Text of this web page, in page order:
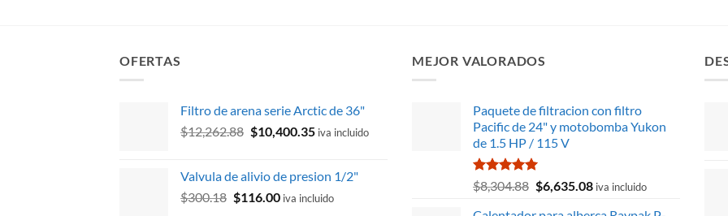
OFERTAS
Filtro de arena serie Arctic de 36"
$12,262.88 El
era:
$12,262.88.
$10,400.35El
es:
$10,400.35.
iva incluido
Valvula de alivio de presion 1/2"
$300.18 El
$116.00Eliva incluido
MEJOR VALORADOS
Paquete de filtracion con filtro
Pacific de 24" y motobomba Yukon
de 1.5 HP / 115 V
Valorado
con
de 5
$8,304.88 El
$6,635.08Eliva incluido